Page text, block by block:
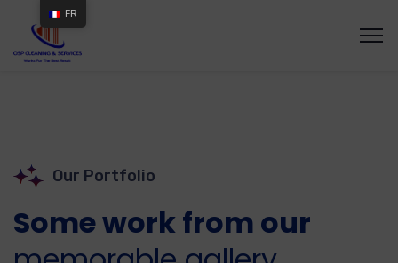
Our Portfolio
Some work from our
FR